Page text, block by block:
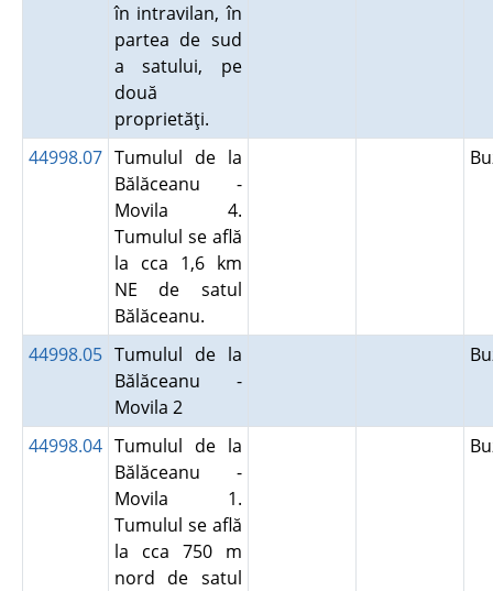
în intravilan, în
partea de sud
a satului, pe
două
proprietăţi.
44998.07 Tumulul de la
Bălăceanu -
Movila 4.
Tumulul se află
la cca 1,6 km
NE de satul
Bălăceanu.
44998.05 Tumulul de la
Bălăceanu -
Movila 2
44998.04 Tumulul de la
Bălăceanu -
Movila 1.
Tumulul se află
la cca 750 m
nord de satul